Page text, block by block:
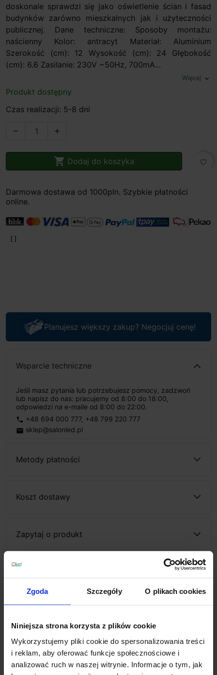
Zgoda Szczegóły O plikach cookies
Niniejsza strona korzysta z plików cookie
Wykorzystujemy pliki cookie do spersonalizowania treści
i reklam, aby oferować funkcje społecznościowe i
analizować ruch w naszej witrynie. Informacje o tym, jak
doskonale sprawdzi się jako oświetlenie ścian i fasad
budynków zarówno mieszkalnych jak i użyteczności
publicznej. Dane techniczne: Sposoby montażu:
naścienny Kolor: antracyt Materiał: Aluminium
Szerokość (cm): 12 Wysokość (cm): 24 Głębokość
(cm): 6.6 Zasilanie: 230V ~50Hz, 700mA...
Więcej expand_more
Produkt dostępny
Czas realizacji: 5-8 dni
 
 Dodaj do koszyka favorite_border
Darmowa dostawa od 1000pln. Szybkie płatności
online.
Planujesz większy zakup? Negocjuj cenę!
Wsparcie techniczne
Jeśli masz pytania lub potrzebujesz pomocy, zadzwoń
lub napisz do nas: pracujemy od 8:00 do 18:00,
odpowiedzi na e-maile od 8:00 do 22:00.
phone +48 694 000 777, +48 799 220 777
email sklep@salonled.pl
Metody płatności
Koszt dostawy
Zapytaj o produkt
Opis
szkła w kolorze antracytowym kinkiet zewnętrzny LED
16W. Emituje strumień świetlny skierowany w górę i dół
o białej ciepłej barwie światła 3000K tworząc na
ścianie ciekawy efekt. Ten kinkiet zewnętrzny
doskonale sprawdzi się jako oświetlenie ścian i fasad